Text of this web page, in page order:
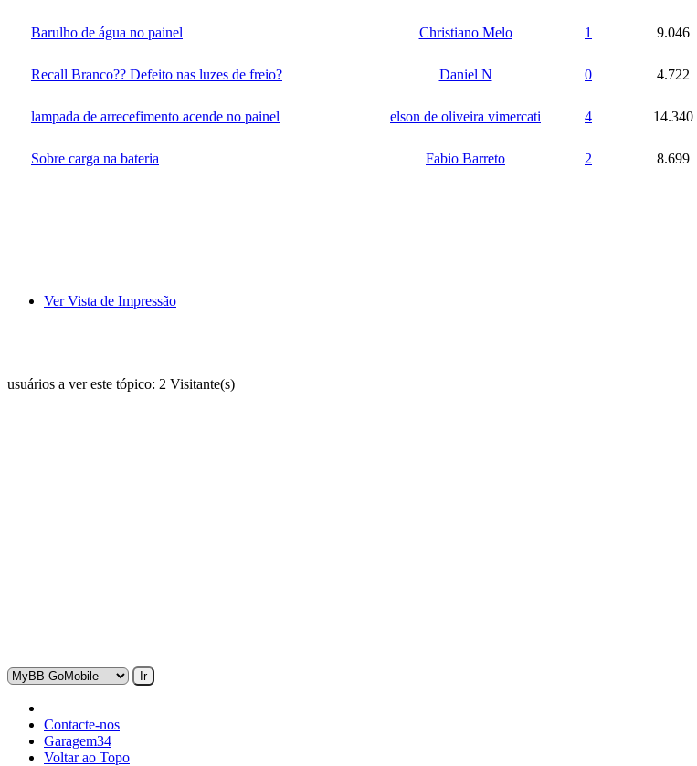
Barulho de água no painel Christiano Melo 1 9.046
Recall Branco?? Defeito nas luzes de freio? Daniel N 0 4.722
lampada de arrecefimento acende no painel elson de oliveira vimercati 4 14.340
Sobre carga na bateria Fabio Barreto 2 8.699
Ver Vista de Impressão
usuários a ver este tópico: 2 Visitante(s)
Contacte-nos
Garagem34
Voltar ao Topo